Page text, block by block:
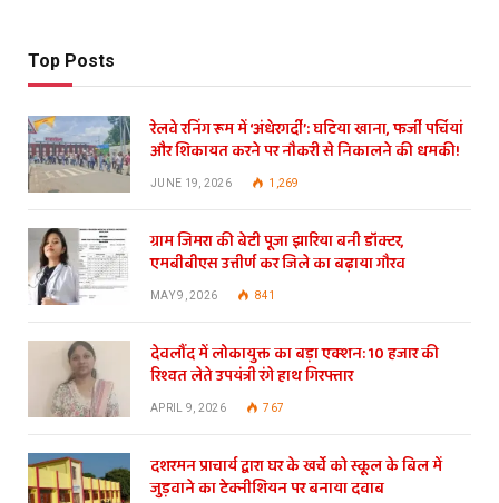
Top Posts
रेलवे रनिंग रूम में ‘अंधेरगर्दी’: घटिया खाना, फर्जी पर्चियां
और शिकायत करने पर नौकरी से निकालने की धमकी!
JUNE 19, 2026 1,269
ग्राम जिमरा की बेटी पूजा झारिया बनी डॉक्टर,
एमबीबीएस उत्तीर्ण कर जिले का बढ़ाया गौरव
MAY 9, 2026 841
देवलौंद में लोकायुक्त का बड़ा एक्शन: 10 हजार की
रिश्वत लेते उपयंत्री रंगे हाथ गिरफ्तार
APRIL 9, 2026 767
दशरमन प्राचार्य द्वारा घर के खर्चे को स्कूल के बिल में
जुड़वाने का टेक्नीशियन पर बनाया दवाब